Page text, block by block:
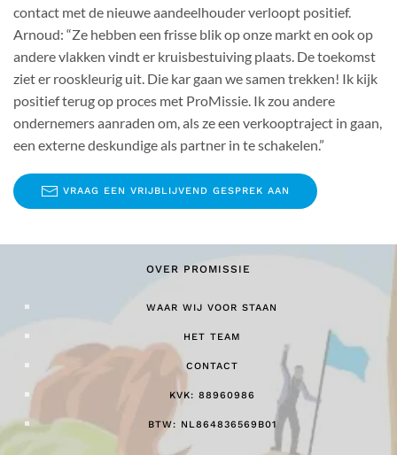
contact met de nieuwe aandeelhouder verloopt positief.
Arnoud: “Ze hebben een frisse blik op onze markt en ook op
andere vlakken vindt er kruisbestuiving plaats. De toekomst
ziet er rooskleurig uit. Die kar gaan we samen trekken! Ik kijk
positief terug op proces met ProMissie. Ik zou andere
ondernemers aanraden om, als ze een verkooptraject in gaan,
een externe deskundige als partner in te schakelen.”
VRAAG EEN VRIJBLIJVEND GESPREK AAN
OVER PROMISSIE
WAAR WIJ VOOR STAAN
HET TEAM
CONTACT
KVK: 88960986
BTW: NL864836569B01